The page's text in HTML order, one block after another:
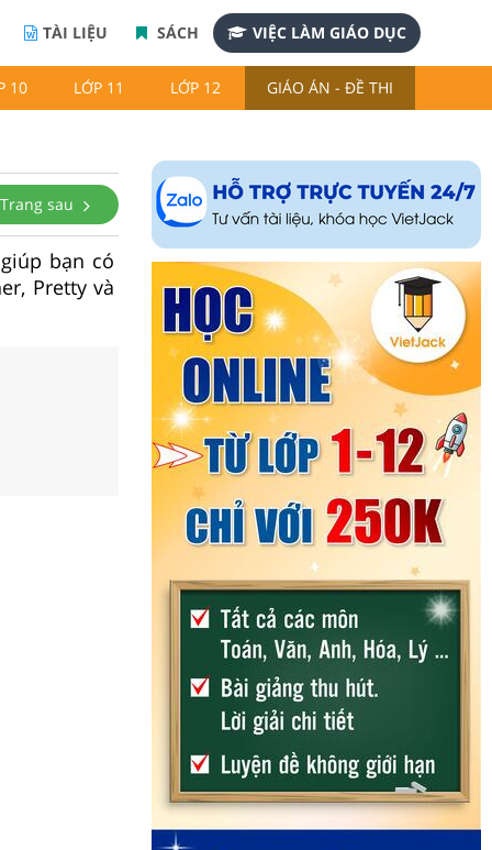
TÀI LIỆU SÁCH VIỆC LÀM GIÁO DỤC
10 LỚP 11 LỚP 12 GIÁO ÁN - ĐỀ THI
Trang sau
bạn có
Pretty và